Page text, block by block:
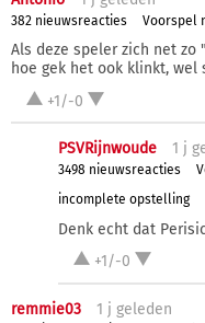
382 nieuwsreacties Voorspel
Als deze speler zich net
hoe gek het ook klinkt, wel
+1/-0
PSVRijnwoude 1 j
3498 nieuwsreacties
incomplete opstelling
Denk echt dat
+1/-0
remmie03 1 j geleden